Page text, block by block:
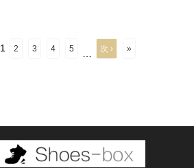
1 2 3 4 5 次 › »